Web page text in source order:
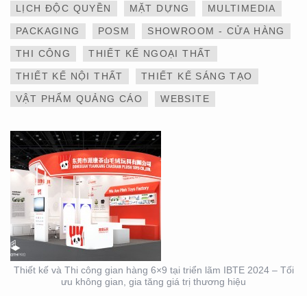
LỊCH ĐỘC QUYỀN MẶT DỰNG MULTIMEDIA
PACKAGING POSM SHOWROOM - CỬA HÀNG
THI CÔNG THIẾT KẾ NGOẠI THẤT
THIẾT KẾ NỘI THẤT THIẾT KẾ SÁNG TẠO
VẬT PHẨM QUẢNG CÁO WEBSITE
THIẾT KẾ VÀ THI CÔNG
GIAN HÀNG 6×9 TẠI
TRIỂN LÃM IBTE 2024 –
TỐI ƯU KHÔNG GIAN,
GIA TĂNG GIÁ TRỊ
THƯƠNG HIỆU
Thiết kế và Thi công gian hàng 6×9 tại triển lãm IBTE 2024 – Tối
ưu không gian, gia tăng giá trị thương hiệu
THIẾT KẾ VÀ THI CÔNG
GIAN HÀNG 6×9 TẠI
TRIỂN LÃM IBTE 2024 –
GIAN HÀNG BAZUUYU